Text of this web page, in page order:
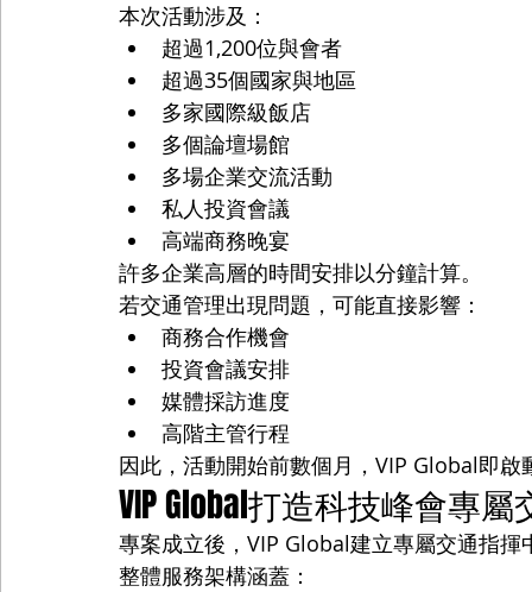
本次活動涉及：
超過1,200位與會者
超過35個國家與地區
多家國際級飯店
多個論壇場館
多場企業交流活動
私人投資會議
高端商務晚宴
許多企業高層的時間安排以分鐘計算。
若交通管理出現問題，可能直接影響：
商務合作機會
投資會議安排
媒體採訪進度
高階主管行程
因此，活動開始前數個月，VIP Global即啟
VIP Global打造科技峰會專
專案成立後，VIP Global建立專屬交通指揮
整體服務架構涵蓋：